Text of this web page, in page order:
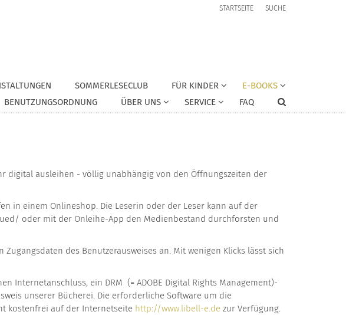
STARTSEITE SUCHE
SOMMERLESECLUB FÜR KINDER
E-BOOKS
BENUTZUNGSORDNUNG
ÜBER UNS SERVICE FAQ
digital ausleihen - völlig unabhängig von den Öffnungszeiten der
in einem Onlineshop. Die Leserin oder der Leser kann auf der
oder mit der Onleihe-App den Medienbestand durchforsten und
des Benutzerausweises an. Mit wenigen Klicks lässt sich
Internetanschluss, ein DRM (= ADOBE Digital Rights Management)-
unserer Bücherei. Die erforderliche Software um die
kostenfrei auf der Internetseite http://www.libell-e.de zur Verfügung.